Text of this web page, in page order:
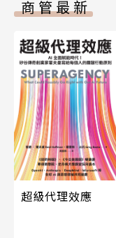
商管最新
超級代理效應